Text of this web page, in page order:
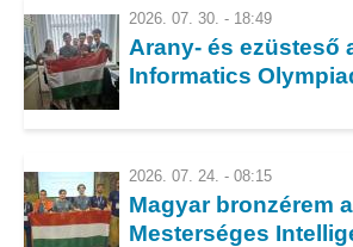
2026. 07. 30. - 18:49
Arany- és ezüsteső
Informatics
2026. 07. 24. - 08:15
Magyar bronzérem
Mesterséges